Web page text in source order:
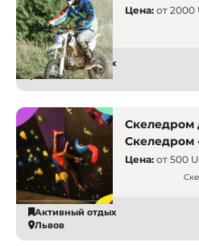
Новачка до
Цена: от 2000
Активный отдых
Львов
Скеледром
Скеледром
Цена: от 500
Активный отдых
Львов